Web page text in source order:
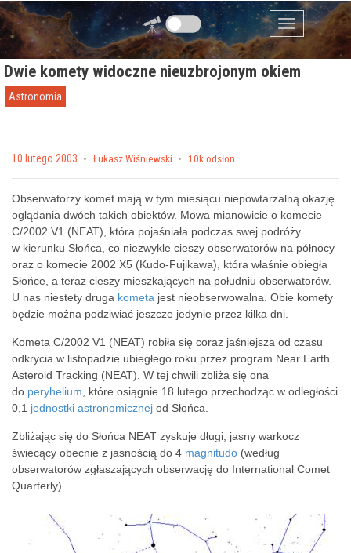
Przejdź do zawartości
Menu
Dwie komety widoczne nieuzbrojonym okiem
Astronomia
Posted on
10 lutego 2003 by Łukasz Wiśniewski 10k odsłon
Obserwatorzy komet mają w tym miesiącu niepowtarzalną okazję
oglądania dwóch takich obiektów. Mowa mianowicie o komecie
C/2002 V1 (NEAT), która pojaśniała podczas swej podróży
w kierunku Słońca, co niezwykle cieszy obserwatorów na północy
oraz o komecie 2002 X5 (Kudo-Fujikawa), która właśnie obiegła
Słońce, a teraz cieszy mieszkających na południu obserwatorów.
U nas niestety druga kometa jest nieobserwowalna. Obie komety
będzie można podziwiać jeszcze jedynie przez kilka dni.
Kometa C/2002 V1 (NEAT) robiła się coraz jaśniejsza od czasu
odkrycia w listopadzie ubiegłego roku przez program Near Earth
Asteroid Tracking (NEAT). W tej chwili zbliża się ona
do peryhelium , które osiągnie 18 lutego przechodząc w odległości
0,1 jednostki astronomicznej od Słońca.
Zbliżając się do Słońca NEAT zyskuje długi, jasny warkocz
świecący obecnie z jasnością do 4 magnitudo (według
obserwatorów zgłaszających obserwację do International Comet
Quarterly).